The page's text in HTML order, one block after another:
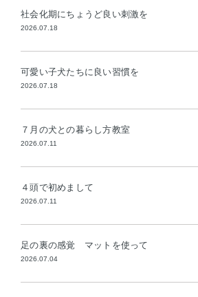
社会化期にちょうど良い刺激を
2026.07.18
可愛い子犬たちに良い習慣を
2026.07.18
７月の犬との暮らし方教室
2026.07.11
４頭で初めまして
2026.07.11
足の裏の感覚 マットを使って
2026.07.04